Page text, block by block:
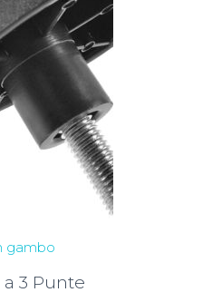
gambo
3 Punte